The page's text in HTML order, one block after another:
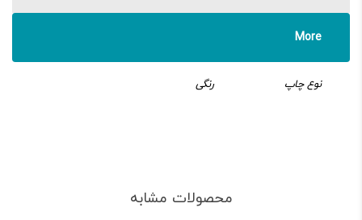
More
نوع چاپ رنگی
محصولات مشابه